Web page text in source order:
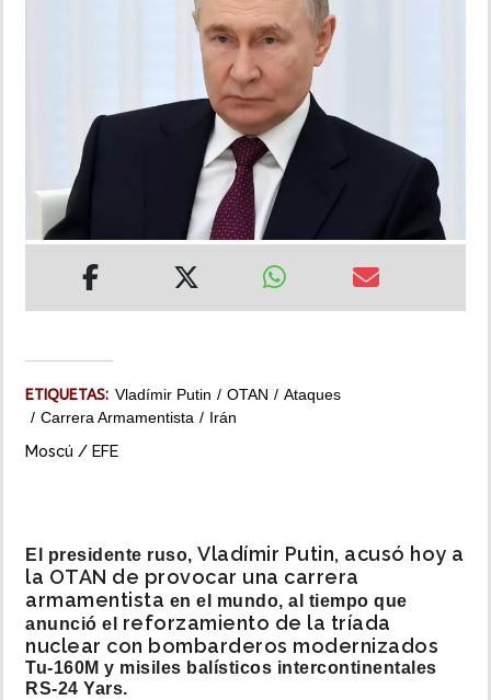
MULTIMEDIA
IMPRESO
ETIQUETAS: Vladímir Putin OTAN
Ataques
Carrera Armamentista
Irán
Moscú / EFE
El presidente ruso, Vladímir Putin, acusó hoy a
la OTAN de provocar una carrera
armamentista en el mundo, al tiempo que
anunció el reforzamiento de la tríada
nuclear con bombarderos modernizados
Tu-160M y misiles balísticos intercontinentales
RS-24 Yars.